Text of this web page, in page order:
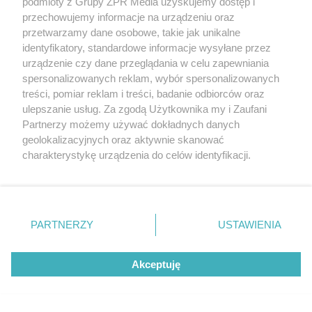
deblisty
Radomiakiem. Trener wskazuje
powody
przechowujemy informacje na urządzeniu oraz
przetwarzamy dane osobowe, takie jak unikalne
identyfikatory, standardowe informacje wysyłane przez
urządzenie czy dane przeglądania w celu zapewniania
spersonalizowanych reklam, wybór spersonalizowanych
treści, pomiar reklam i treści, badanie odbiorców oraz
ulepszanie usług. Za zgodą Użytkownika my i Zaufani
Partnerzy możemy używać dokładnych danych
geolokalizacyjnych oraz aktywnie skanować
charakterystykę urządzenia do celów identyfikacji.
zmienić/wycofać klikając przycisk ustawień prywatności
znajdujący się w lewym dolnym rogu strony
rodzaje przetwarzania danych nie wymagają zgody
użytkownika, ale masz prawo sprzeciwić się takiemu
przetwarzaniu. Preferencje będą miały zastosowanie tylko
PARTNERZY USTAWIENIA
Akceptuję